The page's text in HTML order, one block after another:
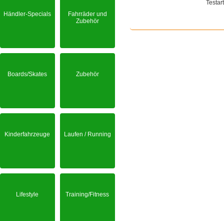
Händler-Specials
Fahrräder und
Zubehör
Boards/Skates Zubehör
Kinderfahrzeuge Laufen / Running
Lifestyle Training/Fitness